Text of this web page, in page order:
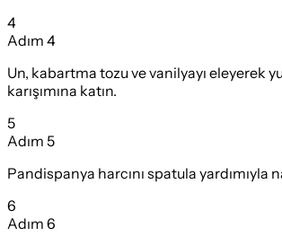
4
Adım 4
Un, kabartma tozu ve vanilyayı eleyerek
karışımına katın.
5
Adım 5
Pandispanya harcını spatula yardımıyla
6
Adım 6